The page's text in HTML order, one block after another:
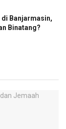
di Banjarmasin,
Binatang?